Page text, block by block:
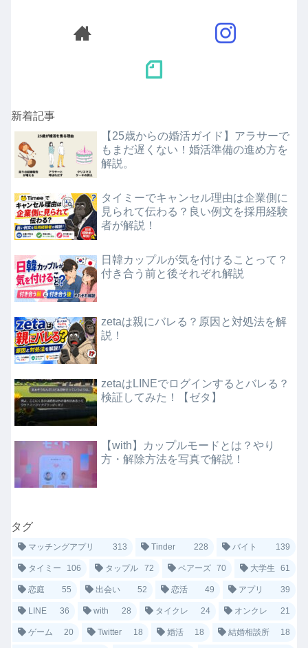
新着記事
【25歳からの婚活ガイド】アラサーで
もまだ遅くない！婚活準備の進め方を
解説。
タイミーでキャンセル理由は企業側に
見られて伝わる？良い例文を採用経験
者が解説！
日韓カップルが気を付けることって？
付き合う前と後それぞれ解説
zetaは親にバレる？原因と対処法を解
説！
zetaはLINEでログインするとバレる？
検証してみた！【ゼタ】
【with】カップルモードとは？やり
方・解除方法を写真で解説！
タグ
マッチングアプリ 313 Tinder 228 バイト 139
タイミー 106 タップル 72 ペアーズ 70 大学生 61
恋庭 55 出会い 52 恋活 49 アプリ 39
LINE 36 with 28 タイクレ 24 オンクレ 21
ゲーム 20 Twitter 18 婚活 18 結婚相談所 18